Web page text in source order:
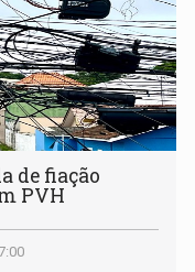
de fiação
PVH